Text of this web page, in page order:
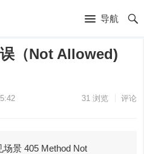
导航
（Not Allowed)
31浏览 评论
景 405 Method Not